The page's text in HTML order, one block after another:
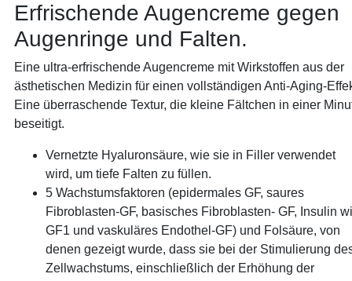
Erfrischende Augencreme gegen
Augenringe und Falten.
Eine ultra-erfrischende Augencreme mit Wirkstoffen aus der
ästhetischen Medizin für einen vollständigen Anti-Aging-
Eine überraschende Textur, die kleine Fältchen in einer
beseitigt.
Vernetzte Hyaluronsäure, wie sie in Filler verwendet
wird, um tiefe Falten zu füllen.
5 Wachstumsfaktoren (epidermales GF, saures
Fibroblasten-GF, basisches Fibroblasten- GF, Insulin
GF1 und vaskuläres Endothel-GF) und Folsäure, von
denen gezeigt wurde, dass sie bei der Stimulierung
Zellwachstums, einschließlich der Erhöhung der